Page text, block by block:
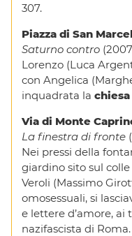
307.
Piazza di San
Saturno contro
Lorenzo (Luca
con Angelica
inquadrata la
Via di Monte
La finestra di fronte
Nei pressi della
giardino sito sul colle
Veroli (Massimo
omosessuali, si
e lettere d’amore, ai
nazifascista di